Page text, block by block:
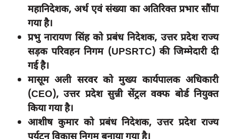
English
महानिदेशक, अर्थ एवं संख्या का अतिरिक्त प्रभार सौंपा
गया है।
प्रभु नारायण सिंह को प्रबंध निदेशक, उत्तर प्रदेश राज्य
सड़क परिवहन निगम (UPSRTC) की जिम्मेदारी दी
गई है।
मासूम अली सरवर को मुख्य कार्यपालक अधिकारी
(CEO), उत्तर प्रदेश सुन्नी सेंट्रल वक्फ बोर्ड नियुक्त
किया गया है।
आशीष कुमार को प्रबंध निदेशक, उत्तर प्रदेश राज्य
पर्यटन विकास निगम बनाया गया है।